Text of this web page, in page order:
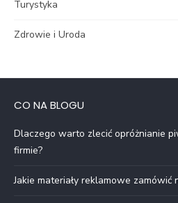
Turystyka
Zdrowie i Uroda
CO NA BLOGU
Dlaczego warto zlecić opróżnianie
firmie?
Jakie materiały reklamowe zamówić